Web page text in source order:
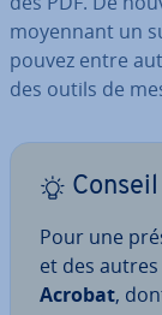
moyennant un
pouvez entre
des outils de
Conseil
Pour une
et des
Acrobat,